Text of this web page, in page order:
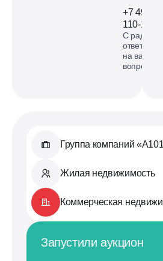
+7 499
110-18-73
С
ответим
на ваши
вопросы
Группа компаний
Жилая недвижимость
Коммерческая
Запустили аукцион